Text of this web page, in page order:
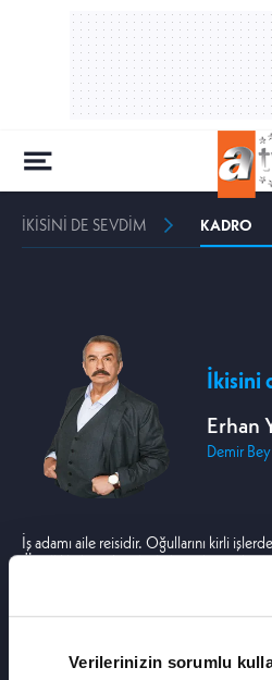
Verilerinizin sorumlu
İKİSİNİ DE SEVDİM KADRO
İkisini
Erhan
Demir Bey
İş adamı aile reisidir. Oğullarını kirli
Özellikle büyük oğlu ile başı derttedir.
elinden geleni yapar. Sözünün üstüne